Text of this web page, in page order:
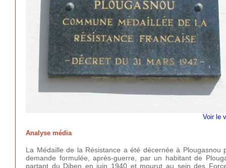
Voir le
Analyse média
La Médaille de la Résistance a été décernée à
demande formulée, après-guerre, par un habitant de
partant du Diben en juin 1940 et mourut au sein des